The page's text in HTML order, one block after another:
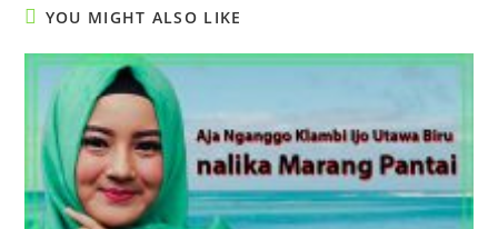
YOU MIGHT ALSO LIKE